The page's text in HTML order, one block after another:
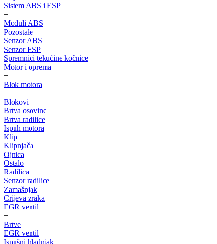
Sistem ABS i ESP
+
Moduli ABS
Pozostałe
Senzor ABS
Senzor ESP
Spremnici tekućine kočnice
Motor i oprema
+
Blok motora
+
Blokovi
Brtva osovine
Brtva radilice
Ispuh motora
Klip
Klipnjača
Ojnica
Ostalo
Radilica
Senzor radilice
Zamašnjak
Crijeva zraka
EGR ventil
+
Brtve
EGR ventil
Ispušni hladnjak